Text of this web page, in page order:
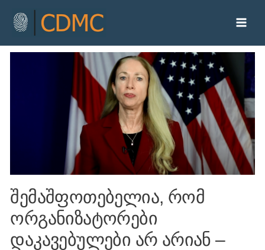
შემაშფოთებელია, რომ
ორგანიზატორები
დაკავებულები არ არიან –